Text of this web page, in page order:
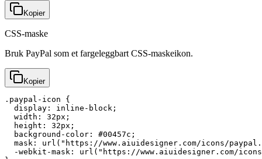
Kopier
CSS-maske
Bruk PayPal som et fargeleggbart CSS-maskeikon.
Kopier
.paypal-icon {
  display: inline-block;
  width: 32px;
  height: 32px;
  background-color: #00457c;
mask: url("https://www.aiuidesigner.com/icons/
-webkit-mask: url("https://www.aiuidesigner.com/